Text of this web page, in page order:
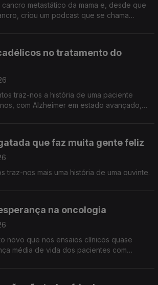
cancro metastático da mama e, desde que
criou um podcast que se chama
no tratamento do
traz-nos a história de uma paciente
com Alzheimer em estado avançado,
que faz muita gente feliz
traz-nos mais uma história de uma ouvinte.
na oncologia
novo que nos ensaios clínicos quase
média de vida dos pacientes com